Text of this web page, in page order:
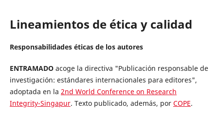
Lineamientos de ética y calidad
Responsabilidades éticas de los autores
ENTRAMADOacoge la directiva "Publicación responsable de
investigación: estándares internacionales para editores",
adoptada en la 2nd World Conference on Research
Integrity-Singapur. Texto publicado, además, por COPE.